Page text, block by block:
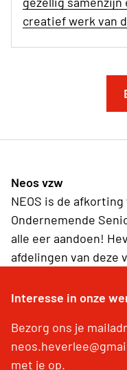
creatief werk van
Neos vzw
NEOS is de
Ondernemende
alle eer aandoen!
afdelingen van deze
Interesse in onze
Bezorg ons je
met je op.